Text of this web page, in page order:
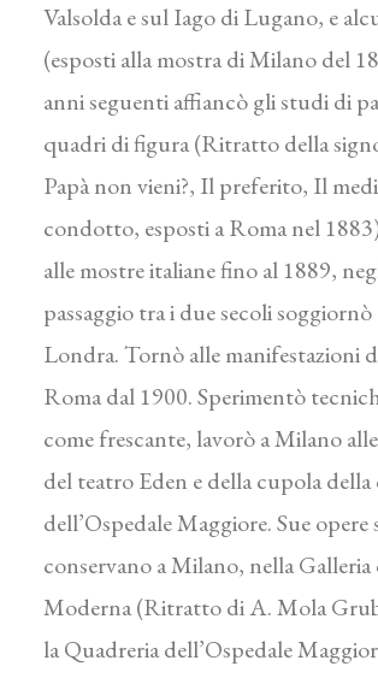
Valsolda e sul Iago di Lugano, e
(esposti alla mostra di Milano del
anni seguenti affiancò gli studi di
quadri di figura (Ritratto della
Papà non vieni?, Il preferito, Il
condotto, esposti a Roma nel
alle mostre italiane fino al 1889,
passaggio tra i due secoli soggiornò
Londra. Tornò alle manifestazioni
Roma dal 1900. Sperimentò
come frescante, lavorò a Milano
del teatro Eden e della cupola della
dell’Ospedale Maggiore. Sue opere
conservano a Milano, nella Galleria
Moderna (Ritratto di A. Mola
la Quadreria dell’Ospedale